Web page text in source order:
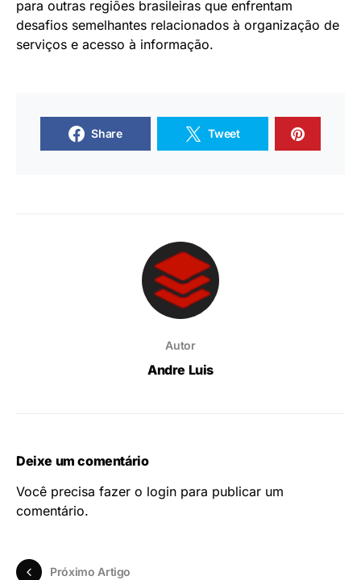
para outras regiões brasileiras que enfrentam
desafios semelhantes relacionados à organização de
serviços e acesso à informação.
Share Tweet
Autor
Andre Luis
Deixe um comentário
Você precisa fazer o login para publicar um
comentário.
Próximo Artigo